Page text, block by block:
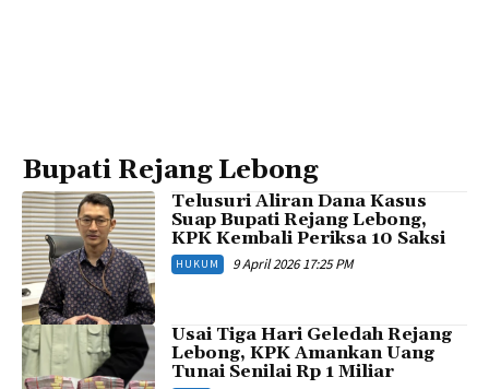
Bupati Rejang Lebong
Telusuri Aliran Dana Kasus
Suap Bupati Rejang Lebong,
KPK Kembali Periksa 10 Saksi
HUKUM 9 April 2026 17:25 PM
Usai Tiga Hari Geledah Rejang
Lebong, KPK Amankan Uang
Tunai Senilai Rp 1 Miliar